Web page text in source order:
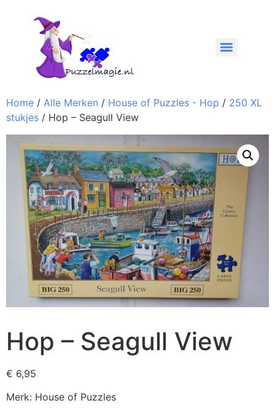
Home / Alle Merken / House of Puzzles - Hop / 250 XL
stukjes / Hop – Seagull View
Hop – Seagull View
€ 6,95
Merk: House of Puzzles